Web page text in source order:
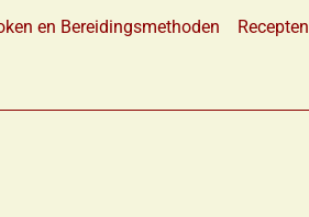
en Bereidingsmethoden Recepten